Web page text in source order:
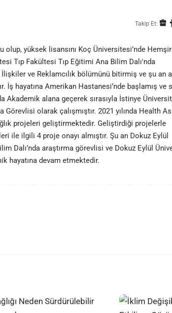
Takip Et:
yüksek lisansını Koç Üniversitesi’nde
Tıp Fakültesi Tıp Eğitimi Ana Bilim Dalı'nda
ve Reklamcılık bölümünü bitirmiş ve şu an
İş hayatına Amerikan Hastanesi’nde başlamış ve
Akademik alana geçerek sırasıyla İstinye
olarak çalışmıştır. 2021 yılında Health
projeleri geliştirmektedir. Geliştirdiği projelerle
ile ilgili 4 proje onayı almıştır. Şu an Dokuz Eylül
Dalı’nda araştırma görevlisi ve Dokuz Eylül
hayatına devam etmektedir.